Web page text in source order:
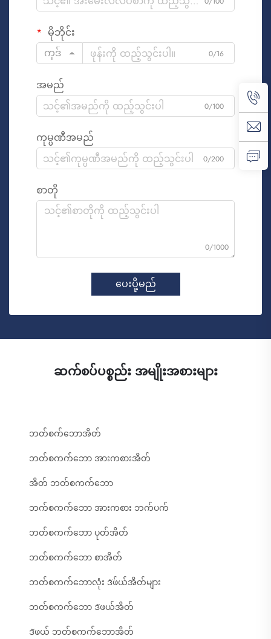
မိုဘိုင်း
ကုဒ်
0/16
အမည်
0/100
ကုမ္ပဏီအမည်
0/200
စာတို
0/1000
ပေးပို့မည်
ဆက်စပ်ပစ္စည်း အမျိုးအစားများ
ဘတ်စက်ဘောအိတ်
ဘတ်စကက်ဘော အားကစားအိတ်
အိတ် ဘတ်စကက်ဘော
ဘက်စကက်ဘော အားကစား ဘက်ပက်
ဘတ်စကက်ဘော ပုတ်အိတ်
ဘတ်စကက်ဘော စာအိတ်
ဘတ်စကက်ဘောလုံး ဒัဖ်ယ်အိတ်များ
ဘတ်စကက်ဘော ဒัဖယ်အိတ်
ဒัဖယ် ဘတ်စကက်ဘောအိတ်